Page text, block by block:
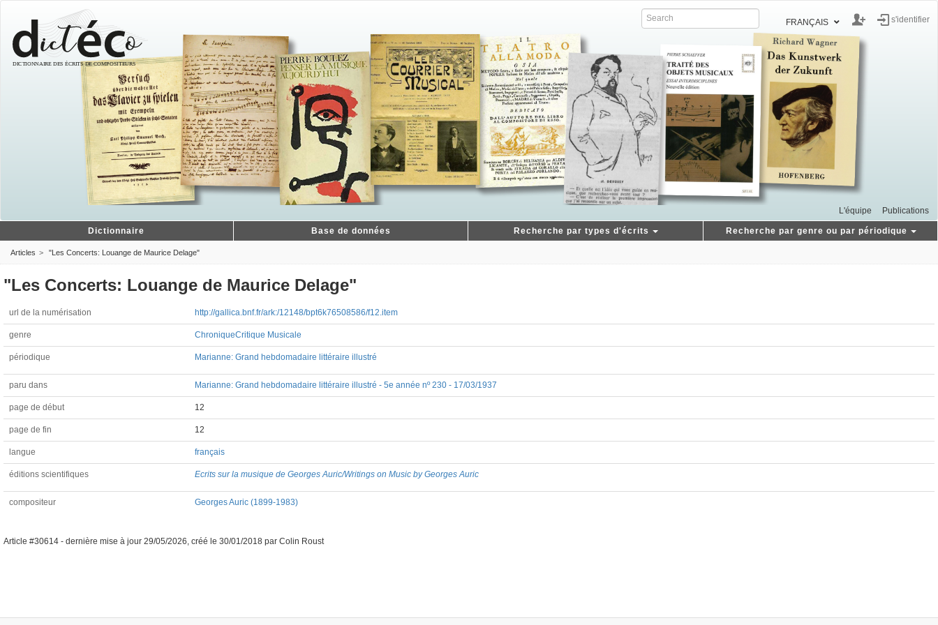
FRANÇAIS s'identifier
L'équipe Publications
Dictionnaire Base de données Recherche par types d'écrits Recherche par genre ou par périodique
Articles "Les Concerts: Louange de Maurice Delage"
"Les Concerts: Louange de Maurice Delage"
url de la numérisation http://gallica.bnf.fr/ark:/12148/bpt6k76508586/f12.item
genre ChroniqueCritique Musicale
périodique Marianne: Grand hebdomadaire littéraire illustré
paru dans Marianne: Grand hebdomadaire littéraire illustré - 5e année nº 230 - 17/03/1937
page de début 12
page de fin 12
langue français
éditions scientifiques Ecrits sur la musique de Georges Auric/Writings on Music by Georges Auric
compositeur Georges Auric (1899-1983)
Article #30614 - dernière mise à jour 29/05/2026, créé le 30/01/2018 par Colin Roust